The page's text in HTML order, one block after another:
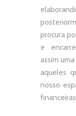
procura
e
assim
aqueles
nosso